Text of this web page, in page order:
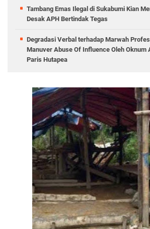
Tambang Emas Ilegal di Sukabumi Kian
Desak APH Bertindak Tegas
Degradasi Verbal terhadap Marwah
Manuver Abuse Of Influence Oleh Oknum
Paris Hutapea